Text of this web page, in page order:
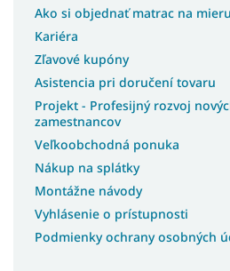
Ako si objednať matrac na mieru
Kariéra
Zľavové kupóny
Asistencia pri doručení tovaru
Projekt - Profesijný rozvoj
zamestnancov
Veľkoobchodná ponuka
Nákup na splátky
Montážne návody
Vyhlásenie o prístupnosti
Podmienky ochrany osobných